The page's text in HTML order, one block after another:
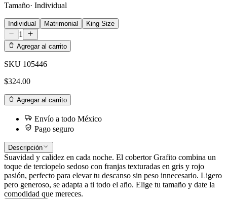
Tamaño· Individual
Individual Matrimonial King Size
1
Agregar al carrito
SKU 105446
$324.00
Agregar al carrito
Envío a todo México
Pago seguro
Descripción
Suavidad y calidez en cada noche. El cobertor Grafito combina un
toque de terciopelo sedoso con franjas texturadas en gris y rojo
pasión, perfecto para elevar tu descanso sin peso innecesario. Ligero
pero generoso, se adapta a ti todo el año. Elige tu tamaño y date la
comodidad que mereces.